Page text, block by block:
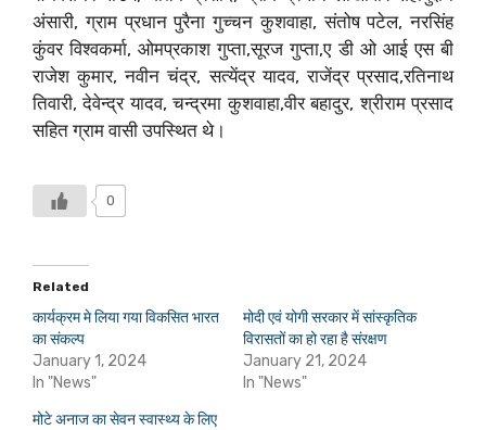
अंसारी, ग्राम प्रधान पुरैना गुच्चन कुशवाहा, संतोष पटेल, नरसिंह
कुंवर विश्वकर्मा, ओमप्रकाश गुप्ता,सूरज गुप्ता,ए डी ओ आई एस बी
राजेश कुमार, नवीन चंद्र, सत्येंद्र यादव, राजेंद्र प्रसाद,रतिनाथ
तिवारी, देवेन्द्र यादव, चन्द्रमा कुशवाहा,वीर बहादुर, श्रीराम प्रसाद
सहित ग्राम वासी उपस्थित थे।
0
Related
कार्यक्रम मे लिया गया विकसित भारत
का संकल्प
January 1, 2024
In "News"
मोदी एवं योगी सरकार में सांस्कृतिक
विरासतों का हो रहा है संरक्षण
January 21, 2024
In "News"
मोटे अनाज का सेवन स्वास्थ्य के लिए